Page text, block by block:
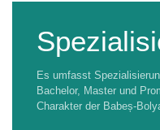
Es umfasst
Bachelor, Master und
Charakter der Babeș-